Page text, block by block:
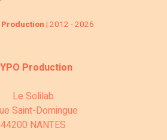
Production | 2012 - 2026
Production
Le Solilab
Saint-Domingue
44200 NANTES